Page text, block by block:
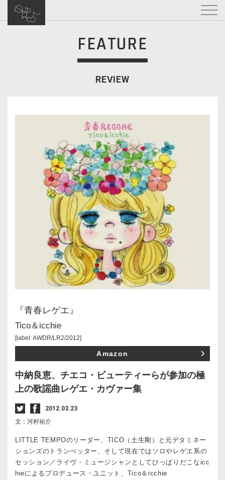
FEATURE
REVIEW
『青春レゲエ』
Tico＆icchie
[label: AWDR/LR2/2012]
Amazon
中納良恵、チエコ・ビューティーらが参加の極
上の歌謡曲レゲエ・カヴァー集
2012.03.23
文：河村祐介
LITTLE TEMPOのリーダー、TICO（土生剛）と元デタミネー
ションズのトランぺッター、そして現在ではソロやレゲエ系の
セッション／ライヴ・ミュージシャンとしてひっぱりだこなicc
hieによるプロデュース・ユニット、Tico＆icchie